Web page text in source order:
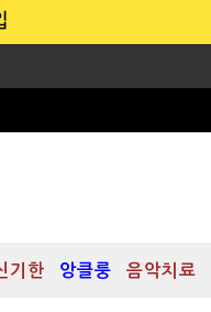
기한 앙클룽 음악치료